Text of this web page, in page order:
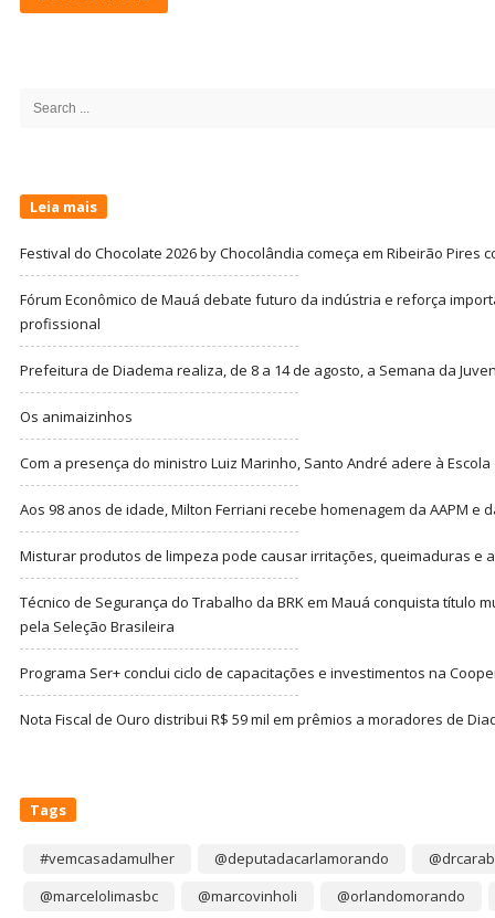
Search
Leia mais
Festival do Chocolate 2026 by Chocolândia começa em Ribeirão Pires
Fórum Econômico de Mauá debate futuro da indústria e reforça
profissional
Prefeitura de Diadema realiza, de 8 a 14 de agosto, a Semana da
Os animaizinhos
Com a presença do ministro Luiz Marinho, Santo André adere à
Aos 98 anos de idade, Milton Ferriani recebe homenagem da AAPM e
Misturar produtos de limpeza pode causar irritações, queimaduras e
Técnico de Segurança do Trabalho da BRK em Mauá conquista título
pela Seleção Brasileira
Programa Ser+ conclui ciclo de capacitações e investimentos na
Nota Fiscal de Ouro distribui R$ 59 mil em prêmios a moradores de
Tags
#vemcasadamulher @deputadacarlamorando
@marcelolimasbc
@marcovinholi @orlandomorando